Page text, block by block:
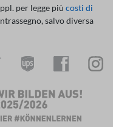
per legge più costi di
salvo diversa